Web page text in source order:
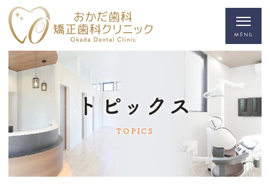
トピックス
TOPICS